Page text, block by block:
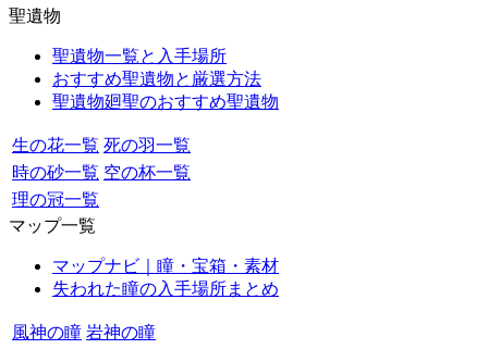
聖遺物
聖遺物一覧と入手場所
おすすめ聖遺物と厳選方法
聖遺物廻聖のおすすめ聖遺物
生の花一覧 死の羽一覧
時の砂一覧 空の杯一覧
理の冠一覧
マップ一覧
マップナビ｜瞳・宝箱・素材
失われた瞳の入手場所まとめ
風神の瞳 岩神の瞳